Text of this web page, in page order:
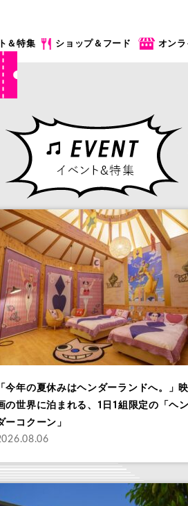
＆特集 ショップ＆フード オン
「今年の夏休みはヘンダーランドへ。」映
の世界に泊まれる、1日1組限定の「ヘン
ーコクーン」